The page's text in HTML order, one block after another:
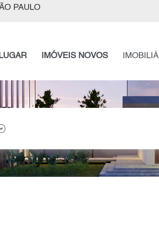
PAULO
IMÓVEIS NOVOS